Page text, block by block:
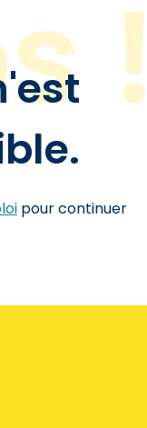
pour continuer